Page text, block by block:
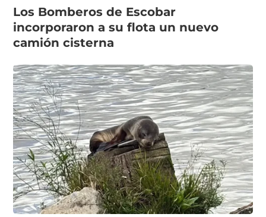
Los Bomberos de Escobar
incorporaron a su flota un nuevo
camión cisterna